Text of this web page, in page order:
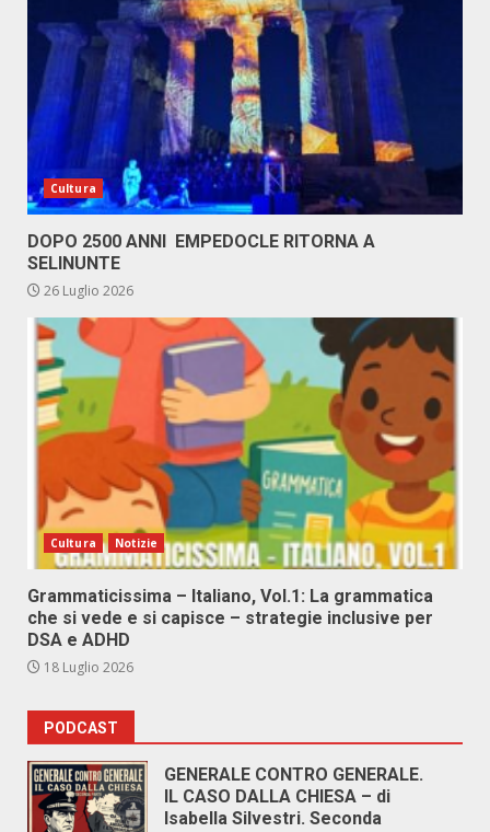
Cultura
DOPO 2500 ANNI EMPEDOCLE RITORNA A
SELINUNTE
26 Luglio 2026
Cultura Notizie
Grammaticissima – Italiano, Vol.1: La grammatica
che si vede e si capisce – strategie inclusive per
DSA e ADHD
18 Luglio 2026
PODCAST
GENERALE CONTRO GENERALE.
IL CASO DALLA CHIESA – di
Isabella Silvestri. Seconda